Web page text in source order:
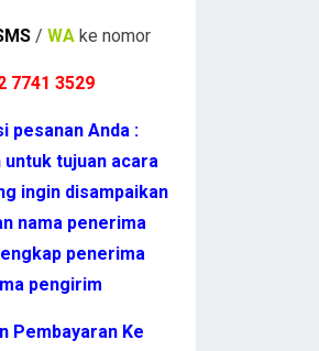
/ WAke nomor
7741 3529
pesanan Anda :
untuk tujuan acara
ingin disampaikan
nama penerima
penerima
pengirim
Pembayaran Ke